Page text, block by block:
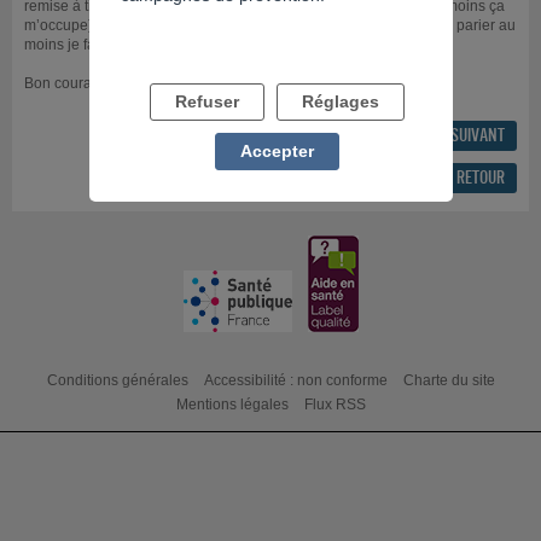
remise à tiktok ( lol aucun rapport avec les paris sportifs mais au moins ça
m’occupe). Je publie des vidéos et même si je pense beaucoup à parier au
moins je fais autre chose et je sors du trou au fur et à mesure.
Bon courage à tous.
FIL PRÉCÉDENT FIL SUIVANT
RETOUR
Conditions générales Accessibilité : non conforme
Charte du site
Mentions légales
Flux RSS
Refuser Réglages
Accepter